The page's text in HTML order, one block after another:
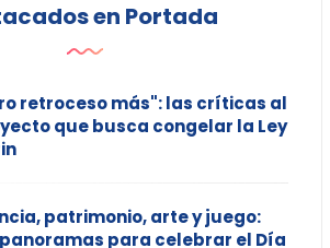
en Portada
retroceso más": las críticas al
que busca congelar la Ley
patrimonio, arte y juego:
para celebrar el Día